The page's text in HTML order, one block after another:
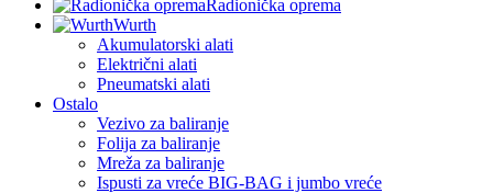
Radionička oprema
Wurth
Akumulatorski alati
Električni alati
Pneumatski alati
Ostalo
Vezivo za baliranje
Folija za baliranje
Mreža za baliranje
Ispusti za vreće BIG-BAG i jumbo vreće